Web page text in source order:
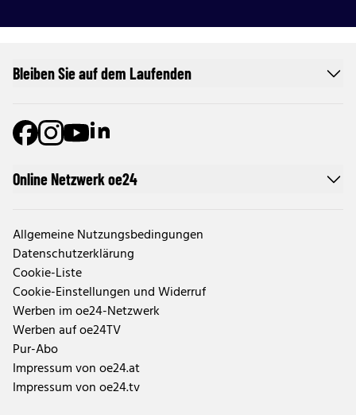
Online Netzwerk oe24
Allgemeine Nutzungsbedingungen
Datenschutzerklärung
Cookie-Liste
Cookie-Einstellungen und Widerruf
Werben im oe24-Netzwerk
Werben auf oe24TV
Pur-Abo
Impressum von oe24.at
Impressum von oe24.tv
Bleiben Sie auf dem Laufenden